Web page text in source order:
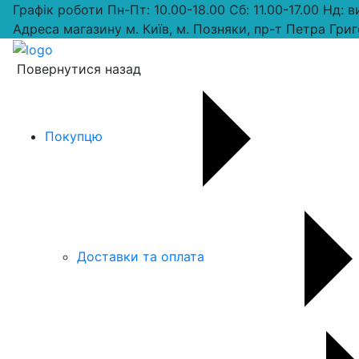
Графік роботи Пн-Пт: 10.00-18.00 Сб: 11.00-17.00 Нд:
Адреса магазину м. Київ, м. Позняки, пр-т Петра
Повернутися назад
Покупцю
Доставки та оплата